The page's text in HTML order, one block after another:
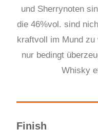
und Sherrynoten
die 46%vol. sind
kraftvoll im Mund
nur bedingt
Whisky
Finish